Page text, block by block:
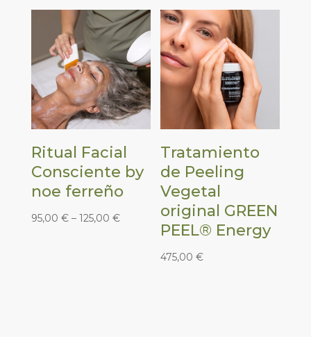
Ritual Facial
Consciente by
noe ferreño
95,00 €– 125,00 €
Tratamiento
de Peeling
Vegetal
original GREEN
PEEL® Energy
475,00€